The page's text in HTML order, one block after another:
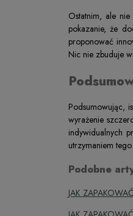
Ostatnim, ale
pokazanie, że
proponować
Nic nie zbuduje
Podsumowując,
wyrażenie
indywidualnych
utrzymaniem
Podobne
JAK